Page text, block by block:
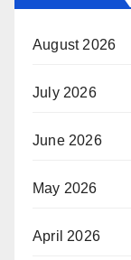
August 2026
July 2026
June 2026
May 2026
April 2026